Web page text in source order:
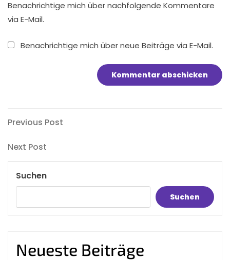
Benachrichtige mich über nachfolgende Kommentare
via E-Mail.
Benachrichtige mich über neue Beiträge via E-Mail.
Beitragsnavigation
Previous
Previous Post
Next
Next Post
Suchen
Suchen
Neueste Beiträge